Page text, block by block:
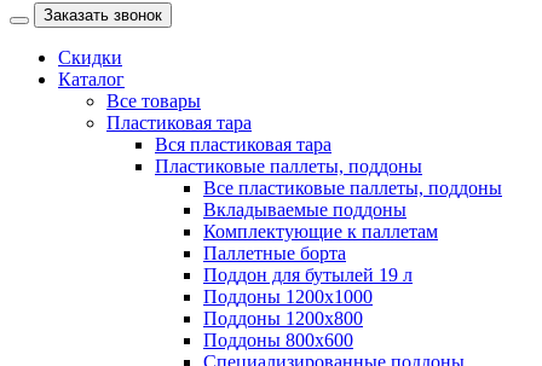
Заказать звонок
Скидки
Каталог
Все товары
Пластиковая тара
Вся пластиковая тара
Пластиковые паллеты, поддоны
Все пластиковые паллеты, поддоны
Вкладываемые поддоны
Комплектующие к паллетам
Паллетные борта
Поддон для бутылей 19 л
Поддоны 1200х1000
Поддоны 1200х800
Поддоны 800х600
Специализированные поддоны